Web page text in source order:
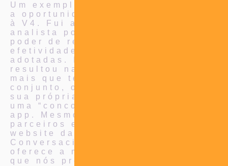
Um exemplo disso foi quando tive
a oportunidade de trabalhar junto
à V4. Fui atendido por um
analista pouco experiente e sem
poder de reação frente à não
efetividade das estratégias
adotadas. Infelizmente, isso
resultou na perda do cliente. Por
mais que tenhamos trabalhado em
conjunto, o cliente decidiu montar
sua própria equipe e se tornar
uma “concorrente” disfarçada de
app. Mesmo assim, continuamos
parceiros e desenvolvemos o
website da ToTalk Marketing
Conversacional, que também
oferece a maioria dos serviços
que nós prestamos.